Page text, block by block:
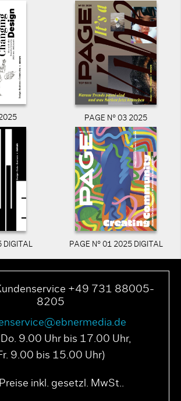
PAGE N° 03 2025
DIGITAL PAGE N° 01 2025 DIGITAL
+49 731 88005-
8205
9.00 Uhr bis 17.00 Uhr,
9.00 bis 15.00 Uhr)
inkl. gesetzl. MwSt..